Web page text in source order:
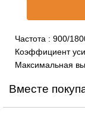
Частота : 900/
Коэффициент
Максимальная
Вместе